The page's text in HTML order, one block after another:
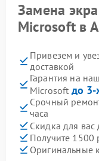
Замена
Microsoft в
Привезем и
доставкой
Гарантия на
Microsoft до 3-
Срочный
часа
Скидка для вас
Получите 1500
Оригинальные